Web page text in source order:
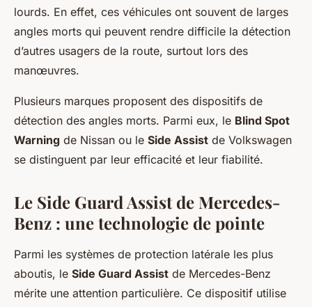
lourds. En effet, ces véhicules ont souvent de larges
angles morts qui peuvent rendre difficile la détection
d’autres usagers de la route, surtout lors des
manœuvres.
Plusieurs marques proposent des dispositifs de
détection des angles morts. Parmi eux, le Blind Spot
Warning de Nissan ou le Side Assist de Volkswagen
se distinguent par leur efficacité et leur fiabilité.
Le Side Guard Assist de Mercedes-
Benz : une technologie de pointe
Parmi les systèmes de protection latérale les plus
aboutis, le Side Guard Assist de Mercedes-Benz
mérite une attention particulière. Ce dispositif utilise